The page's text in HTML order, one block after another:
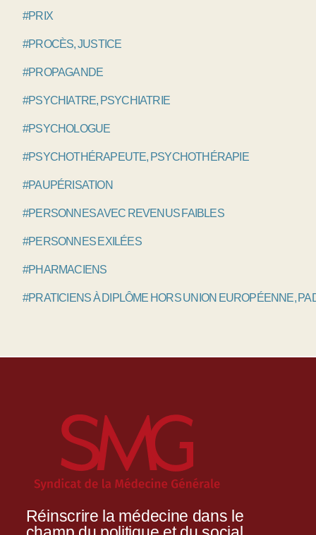
#PRIX
#PROCÈS, JUSTICE
#PROPAGANDE
#PSYCHIATRE, PSYCHIATRIE
#PSYCHOLOGUE
#PSYCHOTHÉRAPEUTE, PSYCHOTHÉRAPIE
#PAUPÉRISATION
#PERSONNES AVEC REVENUS FAIBLES
#PERSONNES EXILÉES
#PHARMACIENS
#PRATICIENS À DIPLÔME HORS UNION EUROPÉENNE,
Réinscrire la médecine dans le